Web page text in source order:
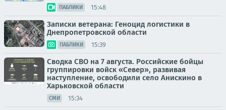
ПАБЛИКИ 15:48
Записки ветерана: Геноцид логистики в
Днепропетровской области
ПАБЛИКИ 15:39
Сводка СВО на 7 августа. Российские бойцы
группировки войск «Север», развивая
наступление, освободили село Анискино в
Харьковской области
СМИ 15:34